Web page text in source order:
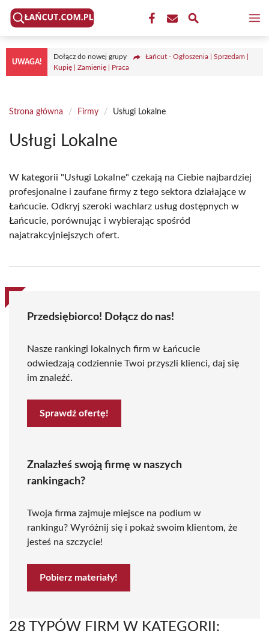
Przejdź
treści
UWAGA!
Dołącz do nowej grupy
Łańcut - Ogłoszenia | Sprzedam |
Kupię | Zamienię | Praca
Strona główna / Firmy / Usługi Lokalne
Usługi Lokalne
W kategorii "Usługi Lokalne" czekają na Ciebie najbardziej
profesjonalne i zaufane firmy z tego sektora działające w
Łańcucie. Odkryj szeroki wachlarz usług dostępnych w
Łańcucie, porównując i wybierając spośród
najatrakcyjniejszych ofert.
Przedsiębiorco! Dołącz do nas!
Nasze rankingi lokalnych firm w Łańcucie
odwiedzają codziennie Twoi przyszli klienci, daj się
im znaleźć.
Sprawdź ofertę!
Znalazłeś swoją firmę w naszych
rankingach?
Twoja firma zajmuje miejsce na podium w
rankingu? Wyróżnij się i pokaż swoim klientom, że
jesteś na szczycie!
Pobierz materiały!
28 TYPÓW FIRM W KATEGORII: